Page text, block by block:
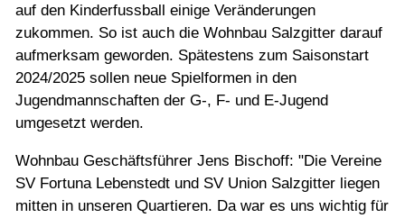
auf den Kinderfussball einige Veränderungen
zukommen. So ist auch die Wohnbau Salzgitter darauf
aufmerksam geworden. Spätestens zum Saisonstart
2024/2025 sollen neue Spielformen in den
Jugendmannschaften der G-, F- und E-Jugend
umgesetzt werden.
Wohnbau Geschäftsführer Jens Bischoff: "Die Vereine
SV Fortuna Lebenstedt und SV Union Salzgitter liegen
mitten in unseren Quartieren. Da war es uns wichtig für